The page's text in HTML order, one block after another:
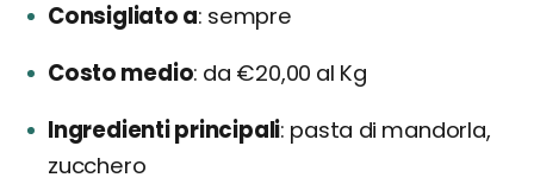
Consigliato a sempre
Costo medio da €20,00 al Kg
Ingredienti principali pasta di mandorla,
zucchero